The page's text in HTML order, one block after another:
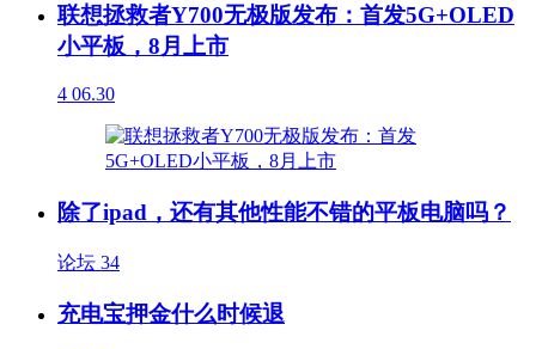
联想拯救者Y700无极版发布：首发5G+OLED
小平板，8月上市
4 06.30
除了ipad，还有其他性能不错的平板电脑吗？
论坛 34
充电宝押金什么时候退